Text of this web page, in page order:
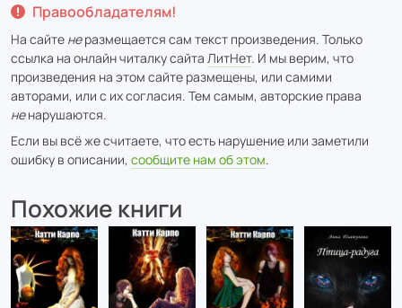
Правообладателям!
На сайте неразмещается сам текст произведения. Только
ссылка на онлайн читалку сайта ЛитНет. И мы верим, что
произведения на этом сайте размещены, или самими
авторами, или с их согласия. Тем самым, авторские права
ненарушаются.
Если вы всё же считаете, что есть нарушение или заметили
ошибку в описании, сообщите нам об этом.
Похожие книги